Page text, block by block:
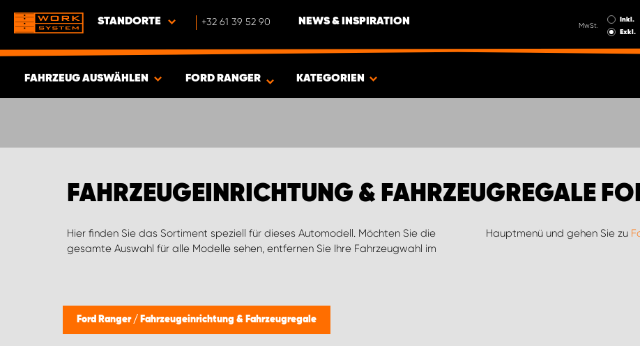
STANDORTE +32 61 39 52 90 NEWS & INSPIRATION MwSt.
Inkl.
Exkl.
FAHRZEUG AUSWÄHLEN
ARTIKEL
FORD RANGER KATEGORIEN
FAHRZEUGEINRICHTUNG & FAHRZEUGREGALE
Hier finden Sie das Sortiment speziell für dieses Automodell. Möchten Sie die
gesamte Auswahl für alle Modelle sehen, entfernen Sie Ihre Fahrzeugwahl im
Hauptmenü und gehen Sie zu
Ford Ranger / Fahrzeugeinrichtung & Fahrzeugregale